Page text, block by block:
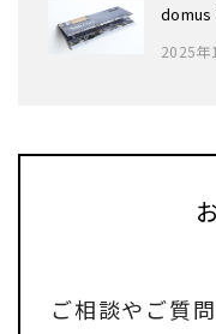
domus
2025年
ご相談やご質問